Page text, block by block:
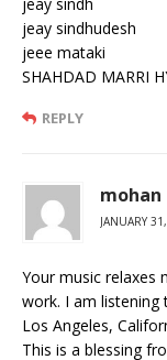
jeay sindhudesh
jeee mataki
SHAHDAD MARRI
REPLY
mohan
JANUARY
Your music relaxes
work. I am listening
Los Angeles,
This is a blessing